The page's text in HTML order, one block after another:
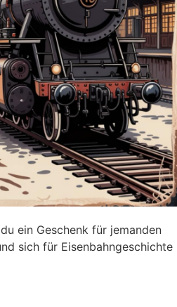
ein Geschenk für jemanden
sich für Eisenbahngeschichte